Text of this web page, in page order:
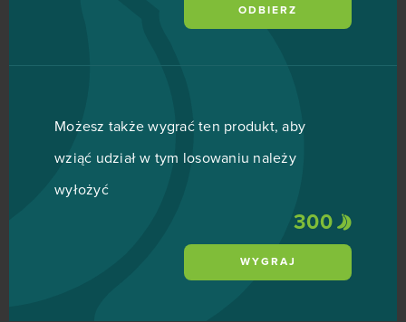
ODBIERZ
Możesz także wygrać ten produkt, aby
wziąć udział w tym losowaniu należy
wyłożyć
300
WYGRAJ